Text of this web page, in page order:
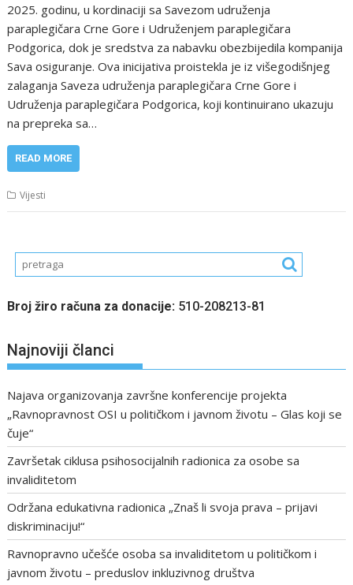
2025. godinu, u kordinaciji sa Savezom udruženja
paraplegičara Crne Gore i Udruženjem paraplegičara
Podgorica, dok je sredstva za nabavku obezbijedila kompanija
Sava osiguranje. Ova inicijativa proistekla je iz višegodišnjeg
zalaganja Saveza udruženja paraplegičara Crne Gore i
Udruženja paraplegičara Podgorica, koji kontinuirano ukazuju
na prepreka sa…
READ MORE
Vijesti
Broj žiro računa za donacije: 510-208213-81
Najnoviji članci
Najava organizovanja završne konferencije projekta
„Ravnopravnost OSI u političkom i javnom životu – Glas koji se
čuje“
Završetak ciklusa psihosocijalnih radionica za osobe sa
invaliditetom
Održana edukativna radionica „Znaš li svoja prava – prijavi
diskriminaciju!“
Ravnopravno učešće osoba sa invaliditetom u političkom i
javnom životu – preduslov inkluzivnog društva